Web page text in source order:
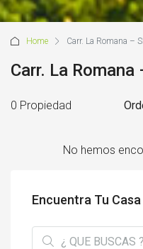
Home Carr. La Romana –
Carr. La Romana
0 Propiedad
No hemos
Encuentra Tu Casa